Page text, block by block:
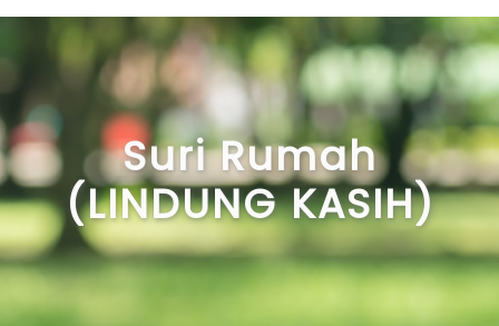
Suri Rumah
(LINDUNG KASIH)